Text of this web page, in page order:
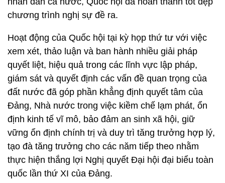
chương trình nghị sự đề ra.
Hoạt động của Quốc hội tại kỳ họp thứ tư với việc
xem xét, thảo luận và ban hành nhiều giải pháp
quyết liệt, hiệu quả trong các lĩnh vực lập pháp,
giám sát và quyết định các vấn đề quan trọng của
đất nước đã góp phần khẳng định quyết tâm của
Đảng, Nhà nước trong việc kiềm chế lạm phát, ổn
định kinh tế vĩ mô, bảo đảm an sinh xã hội, giữ
vững ổn định chính trị và duy trì tăng trưởng hợp lý,
tạo đà tăng trưởng cho các năm tiếp theo nhằm
thực hiện thắng lợi Nghị quyết Đại hội đại biểu toàn
quốc lần thứ XI của Đảng.